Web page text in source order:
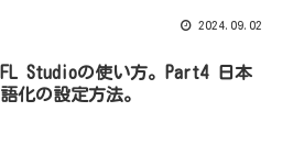
2024.09.02
FL Studioの使い方。Part4 日本
語化の設定方法。